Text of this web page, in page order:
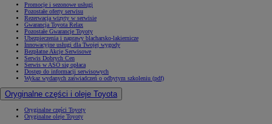
Promocje i sezonowe usługi
Pozostałe oferty serwisu
Rezerwacja wizyty w serwisie
Gwarancja Toyota Relax
Pozostałe Gwarancje Toyoty
Ubezpieczenia i naprawy blacharsko-lakiernicze
Innowacyjne usługi dla Twojej wygody
Bezpłatne Akcje Serwisowe
Serwis Dobrych Cen
Serwis w ASO się opłaca
Dostęp do informacji serwisowych
Wykaz wydanych zaświadczeń o odbytym szkoleniu (pdf)
Oryginalne części i oleje Toyota
Oryginalne części Toyoty
Oryginalne oleje Toyoty